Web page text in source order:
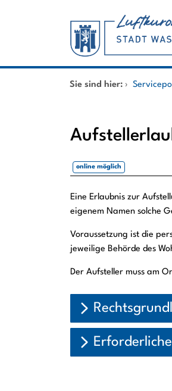
Startseite
Mitarbeitende
Sie sind hier: ›
online möglich
Beschreibung
Eine Erlaubnis zur
eigenem Namen solche
Voraussetzung ist die
jeweilige Behörde des
Der Aufsteller muss am